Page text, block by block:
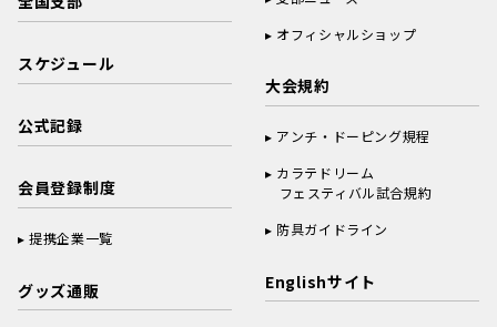
スケジュール
公式記録
会員登録制度
提携企業一覧
グッズ通販
オフィシャルショップ
大会規約
アンチ・ドーピング規程
カラテドリーム
フェスティバル試合規約
防具ガイドライン
Englishサイト